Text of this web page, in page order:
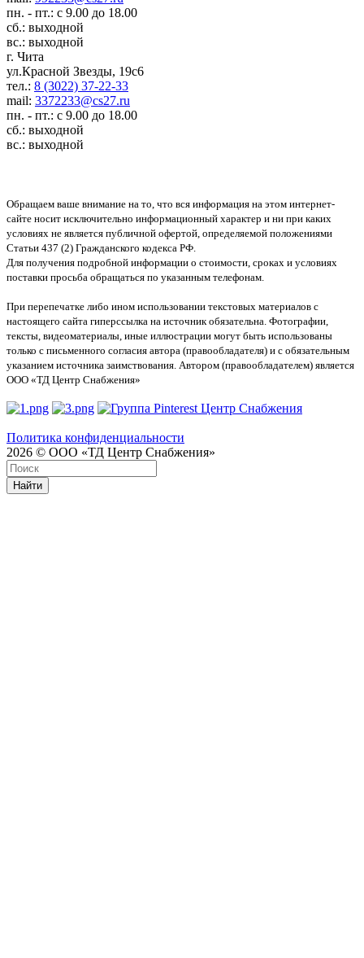
пн. - пт.: с 9.00 до 18.00
сб.: выходной
вс.: выходной
г. Чита
ул.Красной Звезды, 19с6
тел.: 8 (3022) 37-22-33
mail: 3372233@cs27.ru
пн. - пт.: с 9.00 до 18.00
сб.: выходной
вс.: выходной
Обращаем ваше внимание на то, что вся информация на этом интернет-
сайте носит исключительно информационный характер и ни при каких
условиях не является публичной офертой, определяемой положениями
Статьи 437 (2) Гражданского кодекса РФ.
Для получения подробной информации о стоимости, сроках и условиях
поставки просьба обращаться по указанным телефонам.
При перепечатке либо ином использовании текстовых материалов с
настоящего сайта гиперссылка на источник обязательна. Фотографии,
тексты, видеоматериалы, иные иллюстрации могут быть использованы
только с письменного согласия автора (правообладателя) и с обязательным
указанием источника заимствования. Автором (правообладателем) является
ООО «ТД Центр Снабжения»
Политика конфиденциальности
2026 © ООО «ТД Центр Снабжения»
Найти